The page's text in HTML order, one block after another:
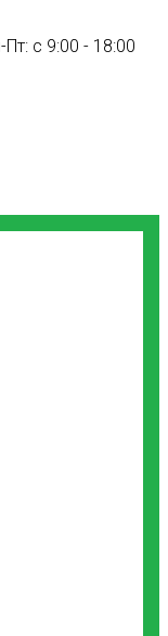
Пт: с 9:00 - 18:00